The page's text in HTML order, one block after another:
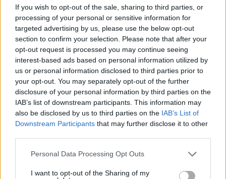
If you wish to opt-out of the sale, sharing to third parties, or
processing of your personal or sensitive information for
targeted advertising by us, please use the below opt-out
section to confirm your selection. Please note that after your
opt-out request is processed you may continue seeing
interest-based ads based on personal information utilized by
us or personal information disclosed to third parties prior to
your opt-out. You may separately opt-out of the further
disclosure of your personal information by third parties on the
IAB’s list of downstream participants. This information may
also be disclosed by us to third parties on the IAB’s List of
Downstream Participants that may further disclose it to other
Please note that this website/app uses one or more Google
not limited to your visit or usage behaviour. You may click to
Personal Data Processing Opt Outs
I want to opt-out of the Sharing of my
Σε δημοπρασία η μπάλα από το «χέρι του Θεού», το
περίφημο γκολ του Μαραντόνα
πριν 17 λεπτά
Kicker: «Μετά τον Καρέτσα η Ντόρτμουντ έχει στα
ραντάρ της και τον Κωνσταντέλια»
πριν 19 λεπτά
Aνατολική Κρήτη: Παραλίες με φοίνικες και τοπία
γεμάτα ελαιόδεντρα
πριν 20 λεπτά
ΔΕΗ: Νέα συμφωνία για απόκτηση έργων ΑΠΕ άνω των
πριν 20 λεπτά
τη μεγάλη ανάπλαση, δείτε φωτογραφίες
πριν 21 λεπτά